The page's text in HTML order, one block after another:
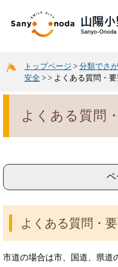
トップページ > 分類でさ
安全 > > よくある質問・要
よくある質問
ペ
よくある質問・
市道の場合は市、国道、県道